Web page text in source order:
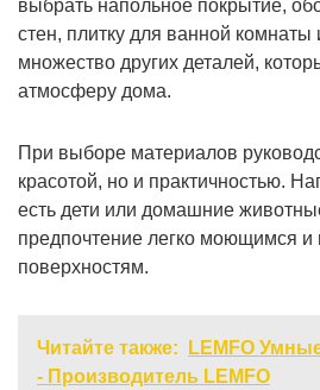
выбрать напольное покрытие,
стен, плитку для ванной комнаты
множество других деталей,
атмосферу дома.
При выборе материалов
красотой, но и практичностью.
есть дети или домашние
предпочтение легко моющимся
поверхностям.
Читайте также:
LEMFO
- Производитель LEMFO